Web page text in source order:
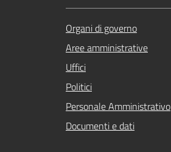
Organi di governo
Aree amministrative
Uffici
Politici
Personale Amministrativo
Documenti e dati